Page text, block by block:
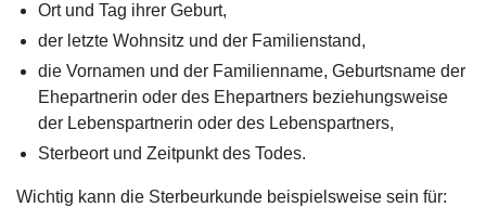
Ort und Tag ihrer Geburt,
der letzte Wohnsitz und der Familienstand,
die Vornamen und der Familienname, Geburtsname der
Ehepartnerin oder des Ehepartners beziehungsweise
der Lebenspartnerin oder des Lebenspartners,
Sterbeort und Zeitpunkt des Todes.
Wichtig kann die Sterbeurkunde beispielsweise sein für: